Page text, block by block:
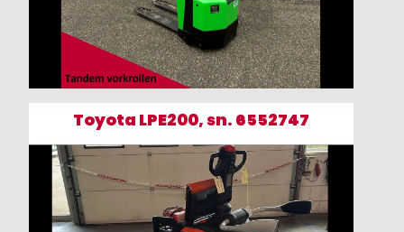
Toyota LPE200, sn. 6552747